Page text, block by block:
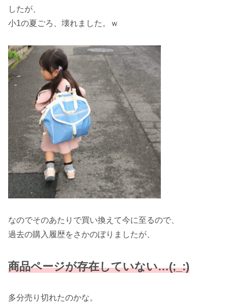
したが、
小1の夏ごろ、壊れました。ｗ
なのでそのあたりで買い換えて今に至るので、
過去の購入履歴をさかのぼりましたが、
商品ページが存在していない…(;_:)
多分売り切れたのかな。